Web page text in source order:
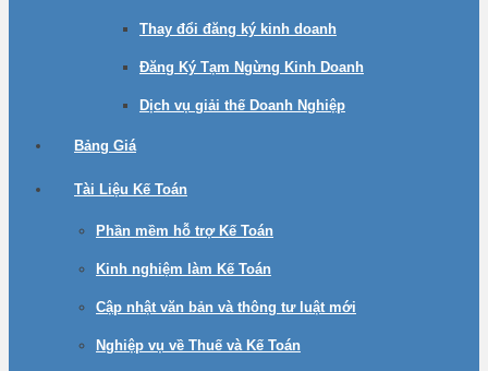
Thay đổi đăng ký kinh doanh
Đăng Ký Tạm Ngừng Kinh Doanh
Dịch vụ giải thế Doanh Nghiệp
Bảng Giá
Tài Liệu Kế Toán
Phần mềm hỗ trợ Kế Toán
Kinh nghiệm làm Kế Toán
Cập nhật văn bản và thông tư luật mới
Nghiệp vụ về Thuế và Kế Toán